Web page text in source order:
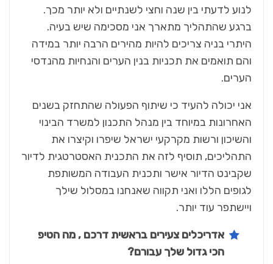
לנוע לדעתי בין שנה וחצי לשנתיים ולא יותר מכך.
ברגע שהתהליך מתארך אני מסכימה שיש בעיה.
היתרי בניה צריכים להיות מהירים הרבה יותר במידה
והם תואמים את תכניות בנין הערים והנחיות מהנדסי
הערים.
אני יכולה להעיד כי שיתוף הפעולה שהתחזק בשנים
האחרונות במיוחד בין מנהל התכנון למשרד הבינוי
והשיכון ורשות מקרקעי ישראל שיפרו וקיצרו את
התהליכים, תוסיף לזה את התכנית האסטרטגית לדיור
שקבינט הדיור אישר ותכנית העבודה המשותפת
לגופים הללו ואני תקווה שאנחנו במסלול שילך
ויישתפר עוד יותר.
אדריכלים צעירים בראשית דרכם , מה הטיפ
הכי גדול שלך עבורם?